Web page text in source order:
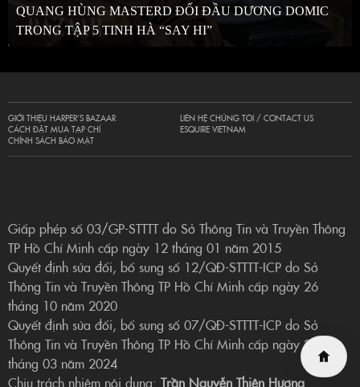
QUANG HÙNG MASTERD ĐỐI ĐẦU DƯƠNG DOMIC
TRONG TẬP 5 TINH HÀ “SAY HI”
GIỚI THIỆU HARPER’S BAZAAR
CÁCH ĐẶT MUA TẠP CHÍ
CHÍNH SÁCH BẢO MẬT
LIÊN HỆ CHÚNG TÔI / CONTACT US
ESQUIRE VIETNAM
Giấp phép số 03/GP-STTTT do Sở Thông Tin và Truyền Thông
TP Hồ Chí Minh cấp ngày 12 tháng 01 năm 2015
Quyết định sửa đổi, bổ sung số 12/QĐ-STTTT-ICP do Sở
Thông Tin và Truyền Thông TP Hồ Chí Minh cấp ngày 26
tháng 10 năm 2020
Quyết định sửa đổi, bổ sung số 07/QĐ-STTTT-ICP do Sở
Thông Tin và Truyền Thông TP Hồ Chí Minh cấp ngày 25
tháng 03 năm 2024
Chịu trách nhiệm nội dung: Trần Nguyễn Thiên Hương